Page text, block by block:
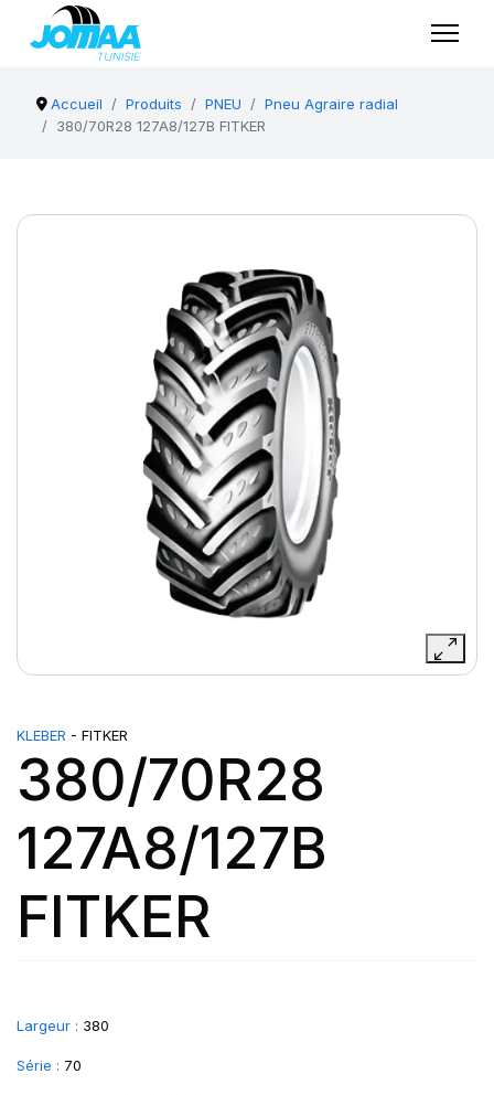
Accueil Produits PNEU
Pneu Agraire radial
380/70R28 127A8/127B FITKER
KLEBER - FITKER
380/70R28
127A8/127B
FITKER
Largeur : 380
Série : 70